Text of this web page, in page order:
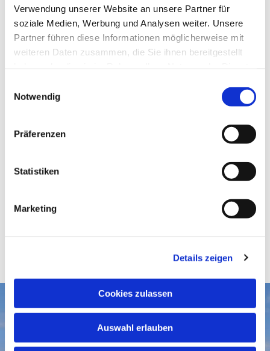
Verwendung unserer Website an unsere Partner für
soziale Medien, Werbung und Analysen weiter. Unsere
Partner führen diese Informationen möglicherweise mit
weiteren Daten zusammen, die Sie ihnen bereitgestellt
Notwendig
Präferenzen
Statistiken
Marketing
Details zeigen
Cookies zulassen
Auswahl erlauben
Aktuelles
Gottesdienste
Gemeindegruß-Archiv